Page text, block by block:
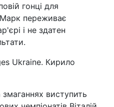
гонці для
переживає
і не здатен
Ukraine. Кирило
змаганнях виступить